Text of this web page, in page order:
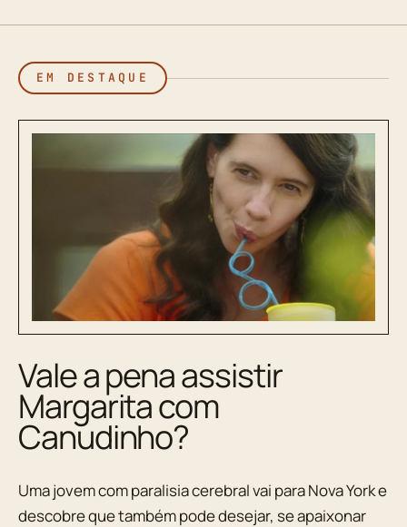
EM DESTAQUE
Vale a pena assistir
Margarita com
Canudinho?
Uma jovem com paralisia cerebral vai para Nova York e
descobre que também pode desejar, se apaixonar